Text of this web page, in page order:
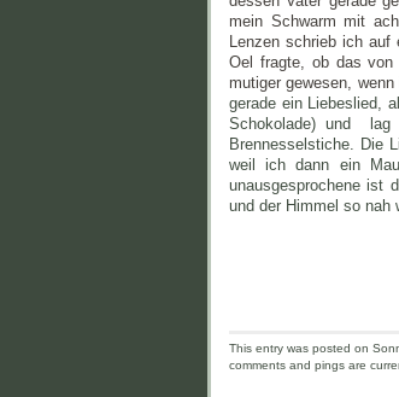
mein Schwarm mit
Lenzen schrieb ich auf
Oel fragte, ob das
mutiger gewesen,
gerade ein Liebeslied,
Schokolade) und lag
Brennesselstiche. Die
weil ich dann ein
unausgesprochene ist
und der Himmel so nah
This entry was posted on
comments and pings are